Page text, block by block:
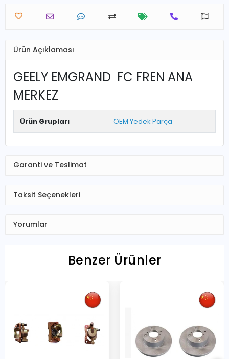
Ürün Açıklaması
GEELY EMGRAND FC FREN ANA
MERKEZ
Ürün Grupları OEM Yedek Parça
Garanti ve Teslimat
Taksit Seçenekleri
Yorumlar
Benzer Ürünler